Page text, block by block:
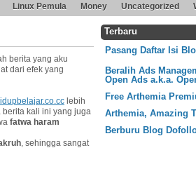
Linux Pemula Money Uncategorized
berita yang aku
dari efek yang
lebih
berita kali ini yang juga
fatwa haram
, sehingga sangat
Terbaru
Pasang Daftar Isi
Beralih Ads
Open Ads a.k.a.
Free Arthemia
Arthemia, Amazing
Berburu Blog